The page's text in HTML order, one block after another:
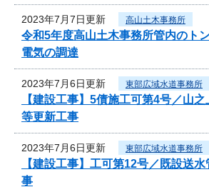
2023年7月7日更新 高山土木事務所
令和5年度高山土木事務所管内のト
電気の調達
2023年7月6日更新 東部広域水道事務所
【建設工事】5債施工可第4号／山
等更新工事
2023年7月6日更新 東部広域水道事務所
【建設工事】工可第12号／既設送
事